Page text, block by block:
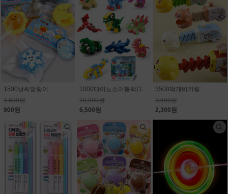
1500날씨말랑이
1,500원
900원
1000다이노소어블럭(10종) 1개650원
10,000원
6,500원
3500먹개비키링
3,500원
2,300원